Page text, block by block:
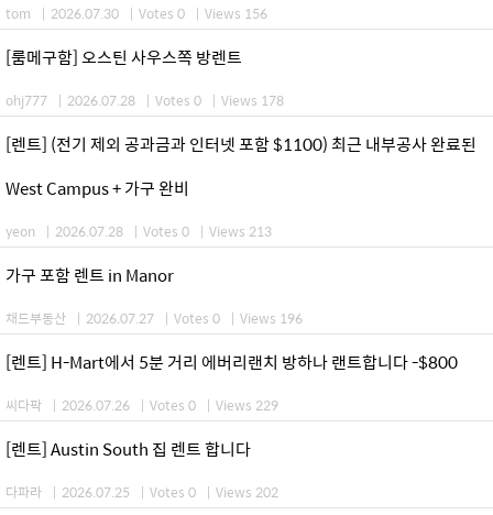
tom | 2026.07.30 | Votes 0 | Views 156
[룸메구함] 오스틴 사우스쪽 방렌트
ohj777 | 2026.07.28 | Votes 0 | Views 178
[렌트] (전기 제외 공과금과 인터넷 포함 $1100) 최근 내부공사 완료된
West Campus + 가구 완비
yeon | 2026.07.28 | Votes 0 | Views 213
가구 포함 렌트 in Manor
채드부동산 | 2026.07.27 | Votes 0 | Views 196
[렌트] H-Mart에서 5분 거리 에버리랜치 방하나 랜트합니다 -$800
씨다팍 | 2026.07.26 | Votes 0 | Views 229
[렌트] Austin South 집 렌트 합니다
다파라 | 2026.07.25 | Votes 0 | Views 202